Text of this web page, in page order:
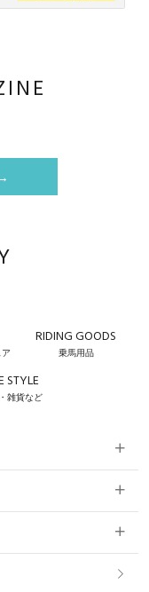
RIDING GOODS
乗馬用品
STYLE
雑貨など